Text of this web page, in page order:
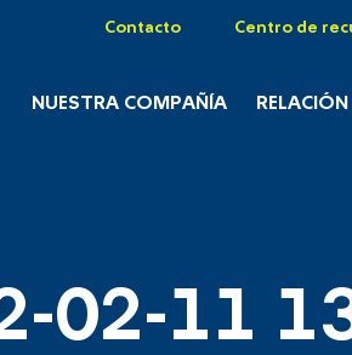
Contacto Centro de
NUESTRA COMPAÑÍA
02-11